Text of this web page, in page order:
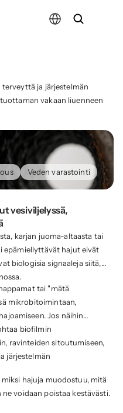
ja järjestelmän
vakaan liuenneen
Veden varastointi
vesiviljelyssä,
karjan juoma-altaasta tai
epämiellyttävät hajut eivät
biologisia signaaleja siitä,
tai "mätä
mikrobitoimintaan,
Jos näihin
biofilmin
ravinteiden sitoutumiseen,
järjestelmän
hajuja muodostuu, mitä
voidaan poistaa kestävästi.